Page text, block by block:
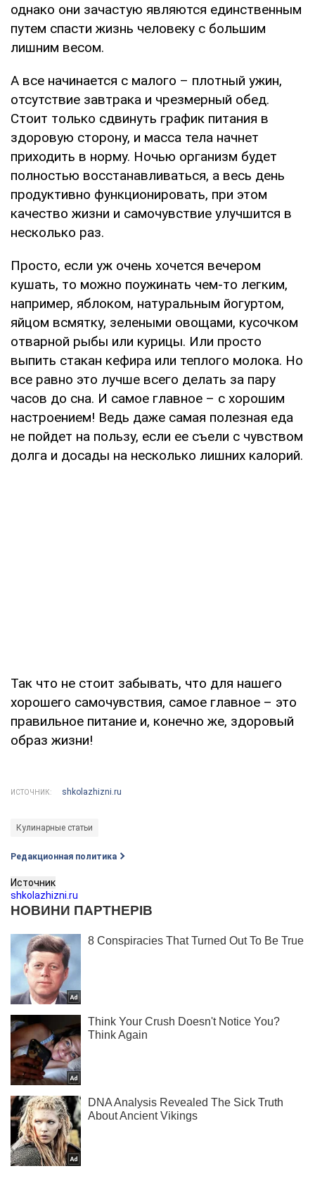
однако они зачастую являются единственным
путем спасти жизнь человеку с большим
лишним весом.
А все начинается с малого – плотный ужин,
отсутствие завтрака и чрезмерный обед.
Стоит только сдвинуть график питания в
здоровую сторону, и масса тела начнет
приходить в норму. Ночью организм будет
полностью восстанавливаться, а весь день
продуктивно функционировать, при этом
качество жизни и самочувствие улучшится в
несколько раз.
Просто, если уж очень хочется вечером
кушать, то можно поужинать чем-то легким,
например, яблоком, натуральным йогуртом,
яйцом всмятку, зелеными овощами, кусочком
отварной рыбы или курицы. Или просто
выпить стакан кефира или теплого молока. Но
все равно это лучше всего делать за пару
часов до сна. И самое главное – с хорошим
настроением! Ведь даже самая полезная еда
не пойдет на пользу, если ее съели с чувством
долга и досады на несколько лишних калорий.
Так что не стоит забывать, что для нашего
хорошего самочувствия, самое главное – это
правильное питание и, конечно же, здоровый
образ жизни!
ИСТОЧНИК: shkolazhizni.ru
Кулинарные статьи
Редакционная политика
Источник
shkolazhizni.ru